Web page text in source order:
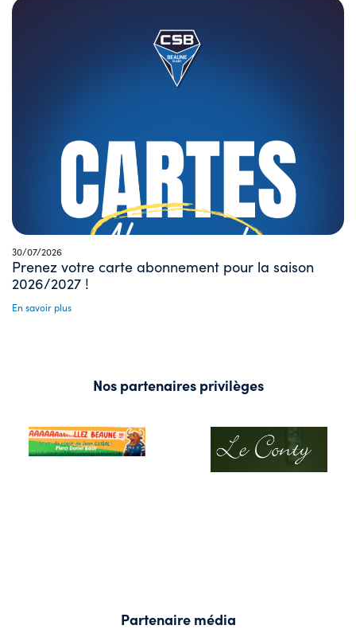
30/07/2026
Prenez votre carte abonnement pour la saison
2026/2027 !
En savoir plus
Nos partenaires privilèges
Partenaire média